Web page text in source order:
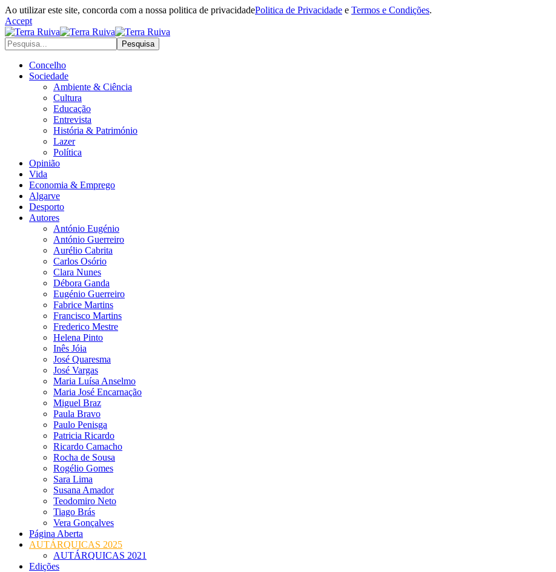
Ao utilizar este site, concorda com a nossa politica de privacidadePolitica de Privacidade e Termos e Condições.
Accept
Concelho
Sociedade
Ambiente & Ciência
Cultura
Educação
Entrevista
História & Património
Lazer
Política
Opinião
Vida
Economia & Emprego
Algarve
Desporto
Autores
António Eugénio
António Guerreiro
Aurélio Cabrita
Carlos Osório
Clara Nunes
Débora Ganda
Eugénio Guerreiro
Fabrice Martins
Francisco Martins
Frederico Mestre
Helena Pinto
Inês Jóia
José Quaresma
José Vargas
Maria Luísa Anselmo
Maria José Encarnação
Miguel Braz
Paula Bravo
Paulo Penisga
Patricia Ricardo
Ricardo Camacho
Rocha de Sousa
Rogélio Gomes
Sara Lima
Susana Amador
Teodomiro Neto
Tiago Brás
Vera Gonçalves
Página Aberta
AUTÁRQUICAS 2025
AUTÁRQUICAS 2021
Edições